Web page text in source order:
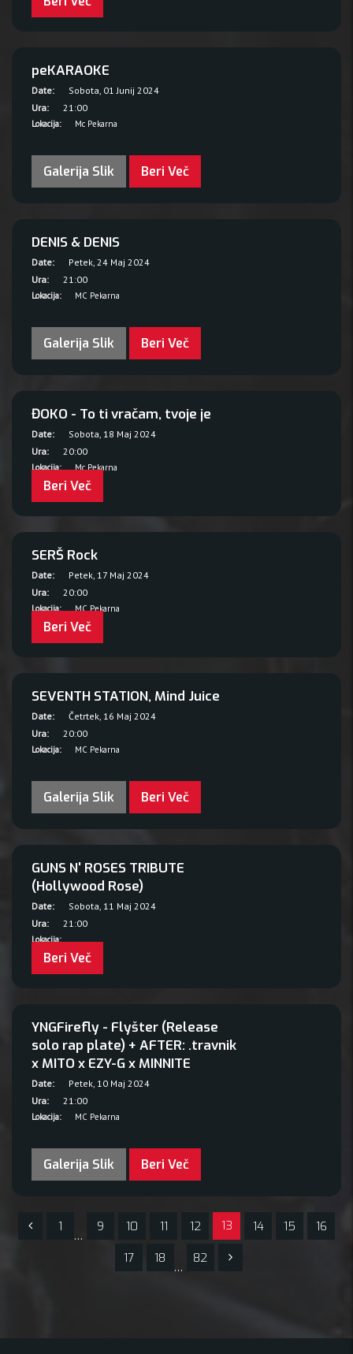
peKARAOKE
Date:
Sobota, 01 Junij 2024
Ura:
21:00
Lokacija: Mc Pekarna
Galerija Slik Beri Več
DENIS & DENIS
Date:
Petek, 24 Maj 2024
Ura:
21:00
Lokacija: MC Pekarna
Galerija Slik Beri Več
ĐOKO - To ti vračam, tvoje je
Date:
Sobota, 18 Maj 2024
Ura:
20:00
Lokacija: Mc Pekarna
Beri Več
SERŠ Rock
Date:
Petek, 17 Maj 2024
Ura:
20:00
Lokacija: MC Pekarna
Beri Več
SEVENTH STATION, Mind Juice
Date:
Četrtek, 16 Maj 2024
Ura:
20:00
Lokacija: MC Pekarna
Galerija Slik Beri Več
GUNS N' ROSES TRIBUTE
(Hollywood Rose)
Date:
Sobota, 11 Maj 2024
Ura:
21:00
Lokacija:
Beri Več
YNGFirefly - Flyšter (Release
solo rap plate) + AFTER: .travnik
x MITO x EZY-G x MINNITE
Date:
Petek, 10 Maj 2024
Ura:
21:00
Lokacija: MC Pekarna
Galerija Slik Beri Več
1
…
9 10 11 12 13 14 15
16
17
18
…
82